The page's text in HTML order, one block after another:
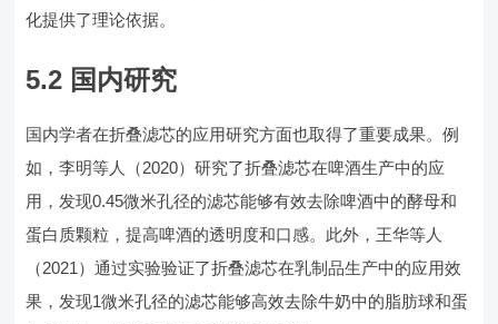
化提供了理论依据。
5.2 国内研究
国内学者在折叠滤芯的应用研究方面也取得了重要成果。例
如，李明等人（2020）研究了折叠滤芯在啤酒生产中的应
用，发现0.45微米孔径的滤芯能够有效去除啤酒中的酵母和
蛋白质颗粒，提高啤酒的透明度和口感。此外，王华等人
（2021）通过实验验证了折叠滤芯在乳制品生产中的应用效
果，发现1微米孔径的滤芯能够高效去除牛奶中的脂肪球和蛋